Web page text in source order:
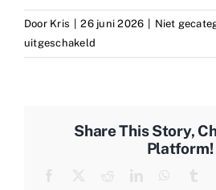
Door Kris 26 juni 2026 Niet
uitgeschakeld
Jaarlijks
21/7
Share This Story,
Platform!